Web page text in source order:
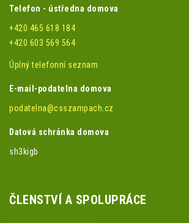
Telefon - ústředna domova
+420 465 618 184
+420 603 569 564
Úplný telefonní seznam
E-mail-podatelna domova
podatelna@csszampach.cz
Datová schránka domova
sh3kigb
ČLENSTVÍ A SPOLUPRÁCE